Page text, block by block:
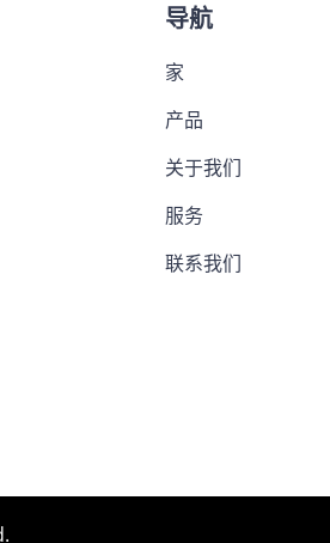
导航
家
产品
关于我们
服务
联系我们